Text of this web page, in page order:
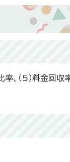
、（5）料金回収率